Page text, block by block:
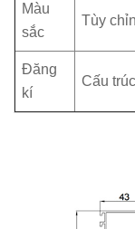
Màu
sắc
Tùy
Đăng
kí
Cấu